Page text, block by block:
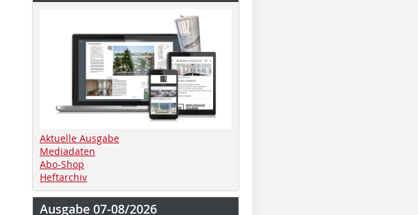
Aktuelle Ausgabe
Mediadaten
Abo-Shop
Heftarchiv
Ausgabe 07-08/2026